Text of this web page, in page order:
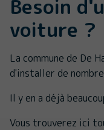
Besoin
voiture ?
La commune de De
d'installer de
Il y en a déjà
Vous trouverez ici